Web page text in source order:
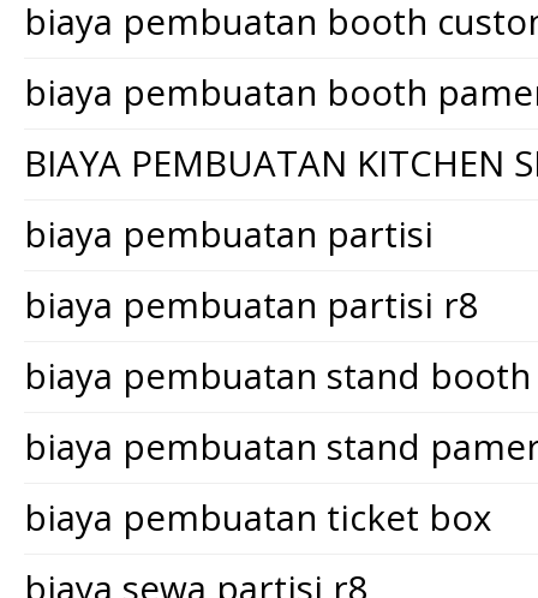
biaya pembuatan booth
biaya pembuatan booth
BIAYA PEMBUATAN KITCHEN
biaya pembuatan partisi
biaya pembuatan partisi r8
biaya pembuatan stand booth
biaya pembuatan stand
biaya pembuatan ticket box